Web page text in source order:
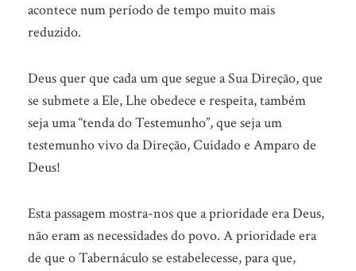
acontece num período de tempo muito mais
reduzido.
Deus quer que cada um que segue a Sua Direção, que
se submete a Ele, Lhe obedece e respeita, também
seja uma “tenda do Testemunho”, que seja um
testemunho vivo da Direção, Cuidado e Amparo de
Deus!
Esta passagem mostra-nos que a prioridade era Deus,
não eram as necessidades do povo. A prioridade era
de que o Tabernáculo se estabelecesse, para que,